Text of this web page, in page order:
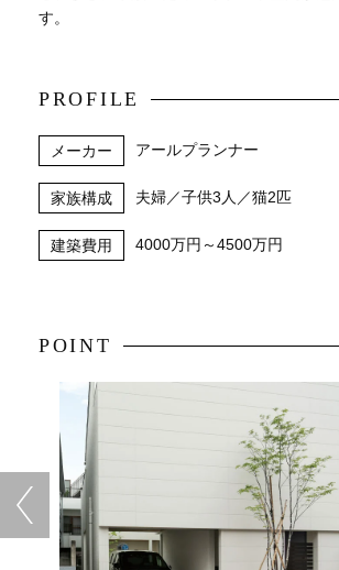
す。
PROFILE
メーカー アールプランナー
家族構成 夫婦／子供3人／猫2匹
建築費用 4000万円～4500万円
POINT